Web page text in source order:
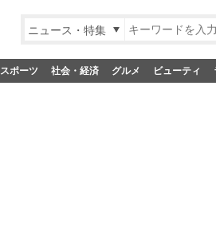
ニュース・特集
スポーツ 社会・経済 グルメ ビューティ